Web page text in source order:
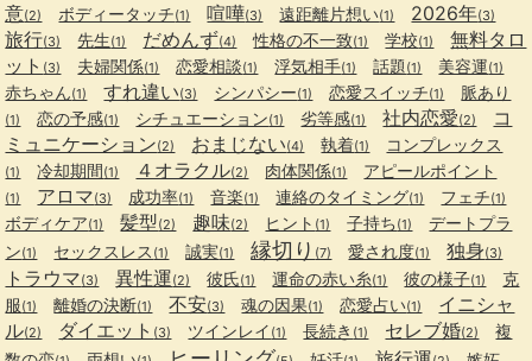
意(2) ボディータッチ(1) 喧嘩(3) 遠距離片想い(1) 2026年(3)
旅行(3) 先生(1) だめんず(4) 性格の不一致(1) 学校(1)
無料タロ
ット (3) 夫婦関係(1) 恋愛相談(1) 浮気相手(1) 話題(1) 美容運(1)
赤ちゃん(1) すれ違い(3) シンパシー(1) 恋愛スイッチ(1) 脈あり
(1) 恋の予感(1) シチュエーション(1) 劣等感(1) 社内恋愛(2)
コ
ミュニケーション(2) おまじない(4) 執着(1) コンプレックス
(1) 冷却期間(1) ４オラクル(2) 肉体関係(1) アピールポイント
(1) アロマ(3) 成功率(1) 音楽(1) 連絡のタイミング(1) フェチ(1)
ボディケア(1) 髪型(2) 趣味(2) ヒント (1) 子持ち(1)
デートプラ
ン(1) セックスレス (1) 誠実(1) 縁切り (7) 愛され度(1) 独身(3)
トラウマ(3) 異性運(2) 彼氏(1) 運命の赤い糸(1) 彼の様子(1)
克
服(1) 離婚の決断(1) 不安(3) 魂の因果(1) 恋愛占い(1)
イニシャ
ル(2) ダイエット (3) ツインレイ (1) 長続き (1) セレブ婚(2)
複